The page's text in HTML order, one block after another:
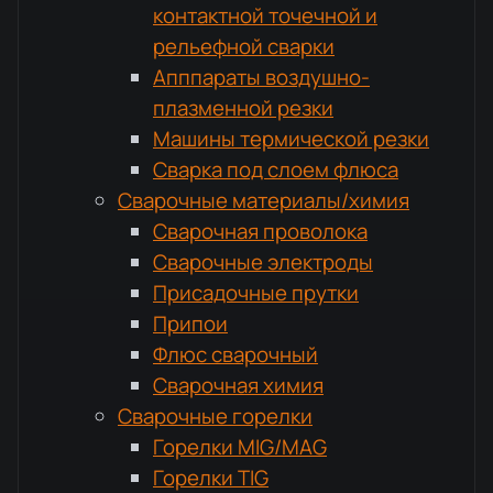
контактной точечной и
рельефной сварки
Апппараты воздушно-
плазменной резки
Машины термической резки
Сварка под слоем флюса
Сварочные материалы/химия
Сварочная проволока
Сварочные электроды
Присадочные прутки
Припои
Флюс сварочный
Сварочная химия
Сварочные горелки
Горелки MIG/MAG
Горелки TIG